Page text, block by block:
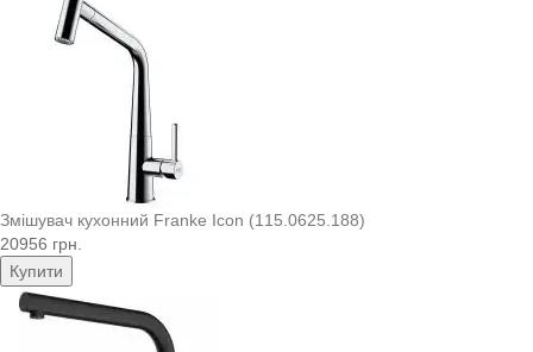
Змішувач кухонний Franke Icon (115.0625.188)
20956 грн.
Купити